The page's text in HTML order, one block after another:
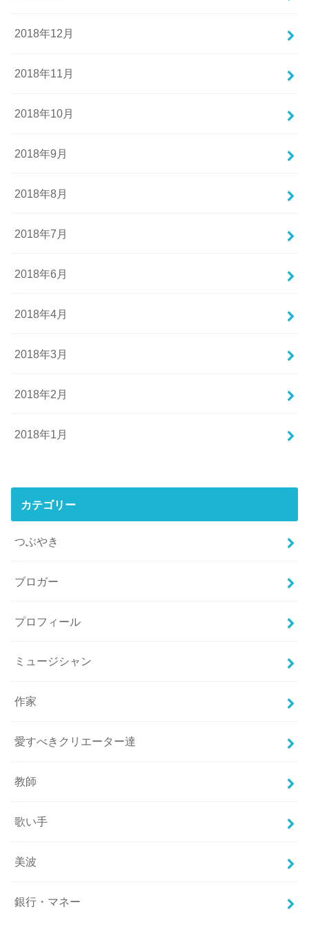
2018年12月
2018年11月
2018年10月
2018年9月
2018年8月
2018年7月
2018年6月
2018年4月
2018年3月
2018年2月
2018年1月
カテゴリー
つぶやき
ブロガー
プロフィール
ミュージシャン
作家
愛すべきクリエーター達
教師
歌い手
美波
銀行・マネー